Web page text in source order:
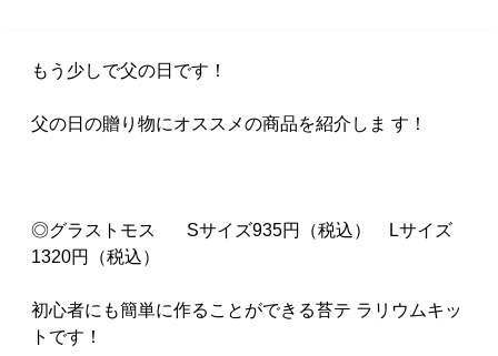
もう少しで父の日です！
父の日の贈り物にオススメの商品を紹介しま す！
◎グラストモス Sサイズ935円（税込） Lサイズ
1320円（税込）
初心者にも簡単に作ることができる苔テ ラリウムキッ
トです！